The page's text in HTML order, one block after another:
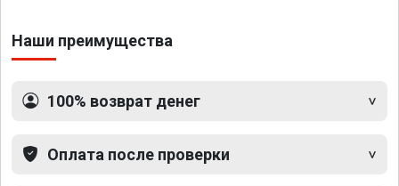
Наши преимущества
100% возврат денег
Оплата после проверки